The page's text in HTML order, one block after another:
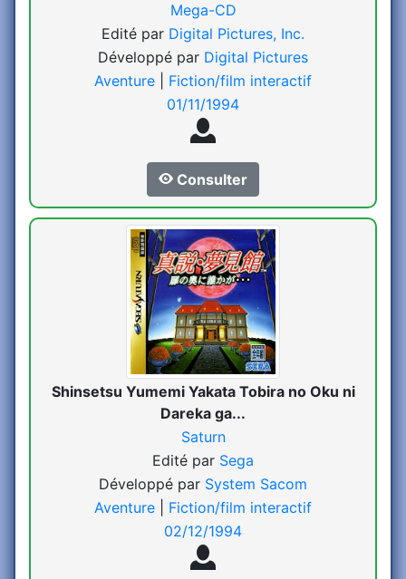
Mega-CD
Edité par Digital Pictures, Inc.
Développé par Digital Pictures
Aventure
Fiction/film interactif
01/11/1994
Consulter
Shinsetsu Yumemi Yakata Tobira no Oku ni
Dareka ga...
Saturn
Edité par Sega
Développé par System Sacom
Aventure
Fiction/film interactif
02/12/1994